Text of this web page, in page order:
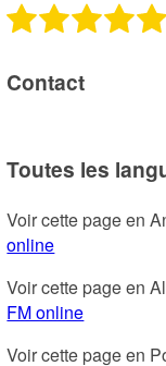
Contact
Toutes les
Voir cette page en
online
Voir cette page en
FM online
Voir cette page en